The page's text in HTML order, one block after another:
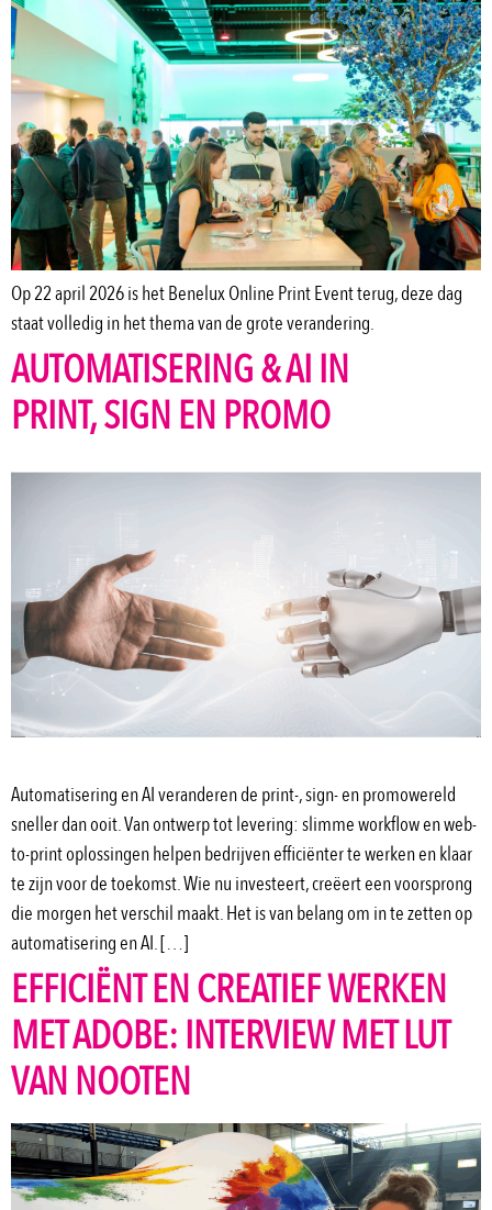
Op 22 april 2026 is het Benelux Online Print Event terug, deze dag
staat volledig in het thema van de grote verandering.
AUTOMATISERING & AI IN
PRINT, SIGN EN PROMO
Automatisering en AI veranderen de print-, sign- en promowereld
sneller dan ooit. Van ontwerp tot levering: slimme workflow en web-
to-print oplossingen helpen bedrijven efficiënter te werken en klaar
te zijn voor de toekomst. Wie nu investeert, creëert een voorsprong
die morgen het verschil maakt. Het is van belang om in te zetten op
automatisering en AI. […]
EFFICIËNT EN CREATIEF WERKEN
MET ADOBE: INTERVIEW MET LUT
VAN NOOTEN